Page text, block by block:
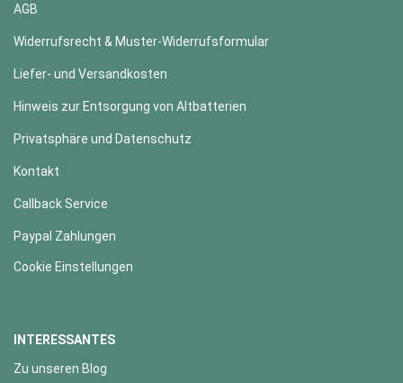
AGB
Widerrufsrecht & Muster-Widerrufsformular
Liefer- und Versandkosten
Hinweis zur Entsorgung von Altbatterien
Privatsphäre und Datenschutz
Kontakt
Callback Service
Paypal Zahlungen
Cookie Einstellungen
INTERESSANTES
Zu unseren Blog